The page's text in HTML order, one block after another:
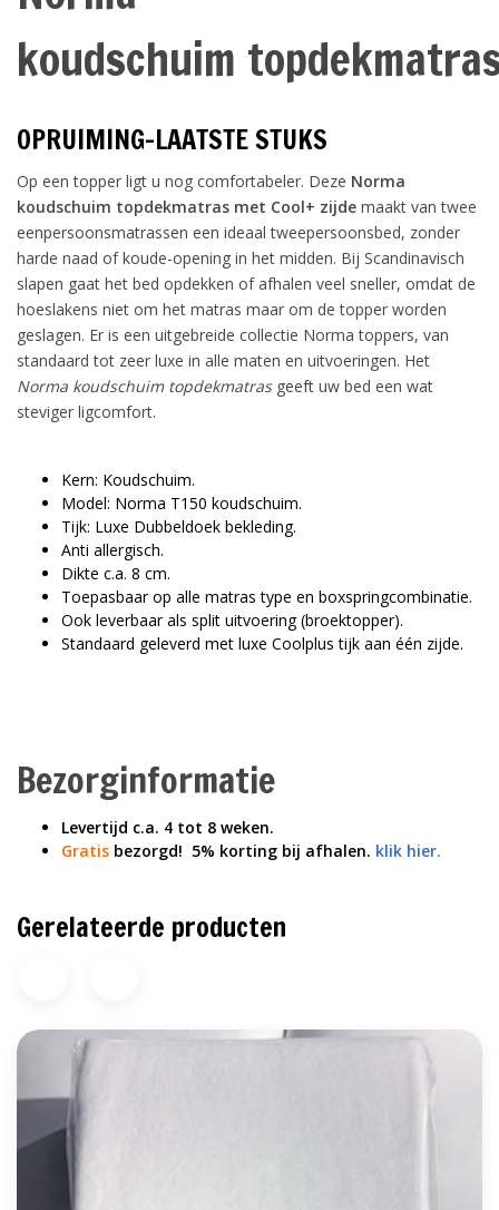
koudschuim
OPRUIMING-LAATSTE STUKS
Op een topper ligt u nog comfortabeler. Deze Norma
koudschuim topdekmatras met Cool+ zijde maakt van twee
eenpersoonsmatrassen een ideaal tweepersoonsbed, zonder
harde naad of koude-opening in het midden. Bij Scandinavisch
slapen gaat het bed opdekken of afhalen veel sneller, omdat de
hoeslakens niet om het matras maar om de topper worden
geslagen. Er is een uitgebreide collectie Norma toppers, van
standaard tot zeer luxe in alle maten en uitvoeringen. Het
Norma koudschuim topdekmatrasgeeft uw bed een wat
steviger ligcomfort.
Kern: Koudschuim.
Model: Norma T150 koudschuim.
Tijk: Luxe Dubbeldoek bekleding.
Anti allergisch.
Dikte c.a. 8 cm.
Toepasbaar op alle matras type en boxspringcombinatie.
Ook leverbaar als split uitvoering (broektopper).
Standaard geleverd met luxe Coolplus tijk aan één zijde.
Bezorginformatie
Levertijd c.a. 4 tot 8 weken.
Gratis bezorgd! 5% korting bij afhalen. klik hier.
Gerelateerde producten